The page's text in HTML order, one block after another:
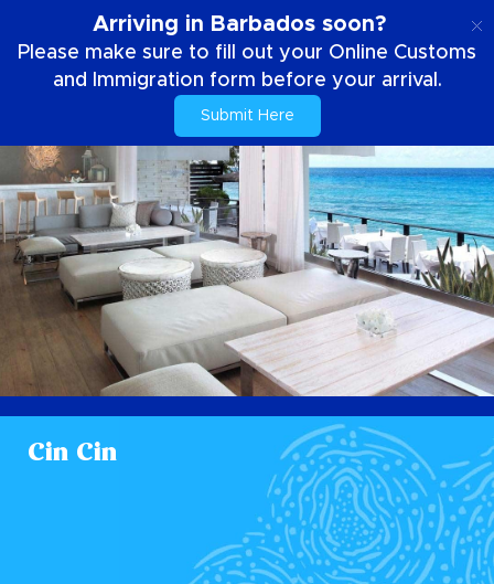
Arriving in Barbados soon?
Please make sure to fill out your Online Customs
and Immigration form before your arrival.
Submit Here
Cin Cin